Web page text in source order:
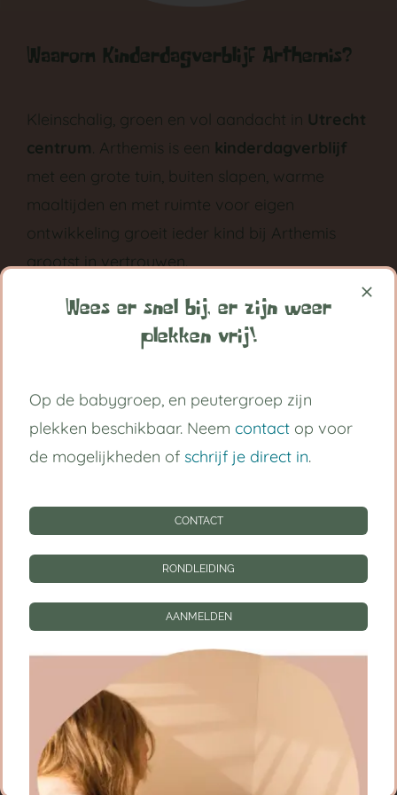
Waarom Kinderdagverblijf Arthemis?
Kleinschalig, groen en vol aandacht in Utrecht
centrum. Arthemis is een kinderdagverblijf
met een grote tuin, buiten slapen, warme
maaltijden en met ruimte voor eigen
ontwikkeling groeit ieder kind bij Arthemis
grootst in vertrouwen.
Volg ons op:
Handige links
Kinderdagverblijf Utrecht Centrum
Peutergroep
Tarieven
RONDLEIDING
AANMELDEN
Privacy instellingen
Wees er snel bij, er zijn weer
plekken vrij!
Op de babygroep, en peutergroep zijn
plekken beschikbaar. Neem contact op voor
de mogelijkheden of schrijf je direct in.
CONTACT
RONDLEIDING
AANMELDEN